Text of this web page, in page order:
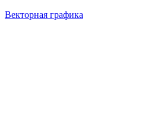
Векторная графика